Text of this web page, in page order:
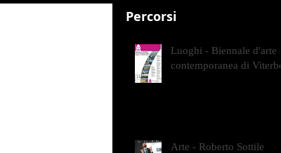
Percorsi
Luoghi - Biennale d'arte
contemporanea di Viterbo
Arte - Roberto Sottile